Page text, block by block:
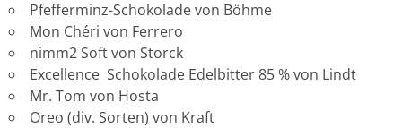
Pfefferminz-Schokolade von Böhme
Mon Chéri von Ferrero
nimm2 Soft von Storck
Excellence Schokolade Edelbitter 85 % von Lindt
Mr. Tom von Hosta
Oreo (div. Sorten) von Kraft